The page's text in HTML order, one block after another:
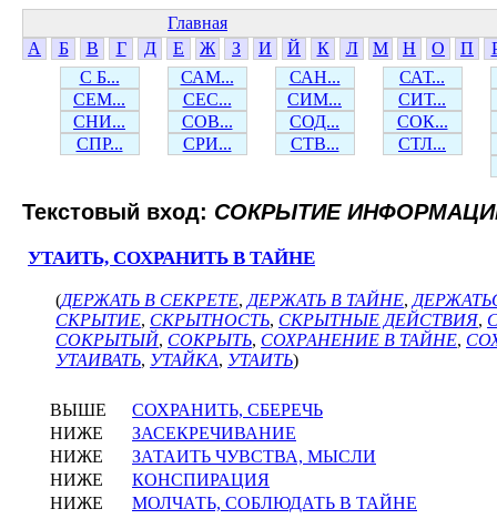
Главная
А
Б В Г Д Е Ж З И Й К Л М Н О П
С Б...
САМ... САН...
САТ...
СЕМ...
СЕС... СИМ...
СИТ...
СНИ...
СОВ... СОД...
СОК...
СПР...
СРИ... СТВ... СТЛ...
Текстовый вход: СОКРЫТИЕ
УТАИТЬ, СОХРАНИТЬ В ТАЙНЕ
(ДЕРЖАТЬ В СЕКРЕТЕ, ДЕРЖАТЬ В ТАЙНЕ,
СКРЫТИЕ, СКРЫТНОСТЬ, СКРЫТНЫЕ ДЕЙСТВИЯ,
СОКРЫТЫЙ, СОКРЫТЬ, СОХРАНЕНИЕ В ТАЙНЕ,
УТАИВАТЬ, УТАЙКА, УТАИТЬ)
ВЫШЕ
СОХРАНИТЬ, СБЕРЕЧЬ
НИЖЕ
ЗАСЕКРЕЧИВАНИЕ
НИЖЕ
ЗАТАИТЬ ЧУВСТВА, МЫСЛИ
НИЖЕ
КОНСПИРАЦИЯ
НИЖЕ
МОЛЧАТЬ, СОБЛЮДАТЬ В ТАЙНЕ